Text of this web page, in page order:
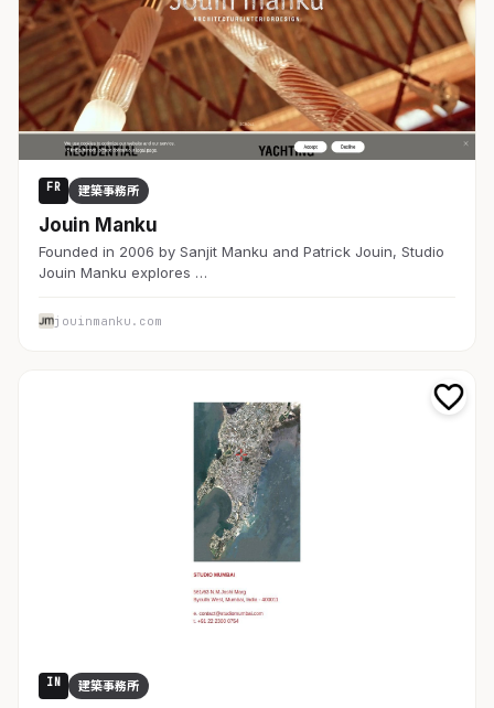
FR 建築事務所
Jouin Manku
Founded in 2006 by Sanjit Manku and Patrick Jouin, Studio
Jouin Manku explores …
jouinmanku.com
IN 建築事務所